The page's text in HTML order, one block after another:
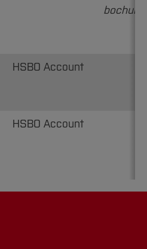
HSBO Account
HSBO Account